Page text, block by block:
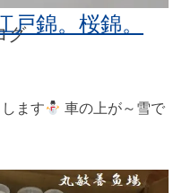
グ錦。桜錦。
ます
車の上が～雪で